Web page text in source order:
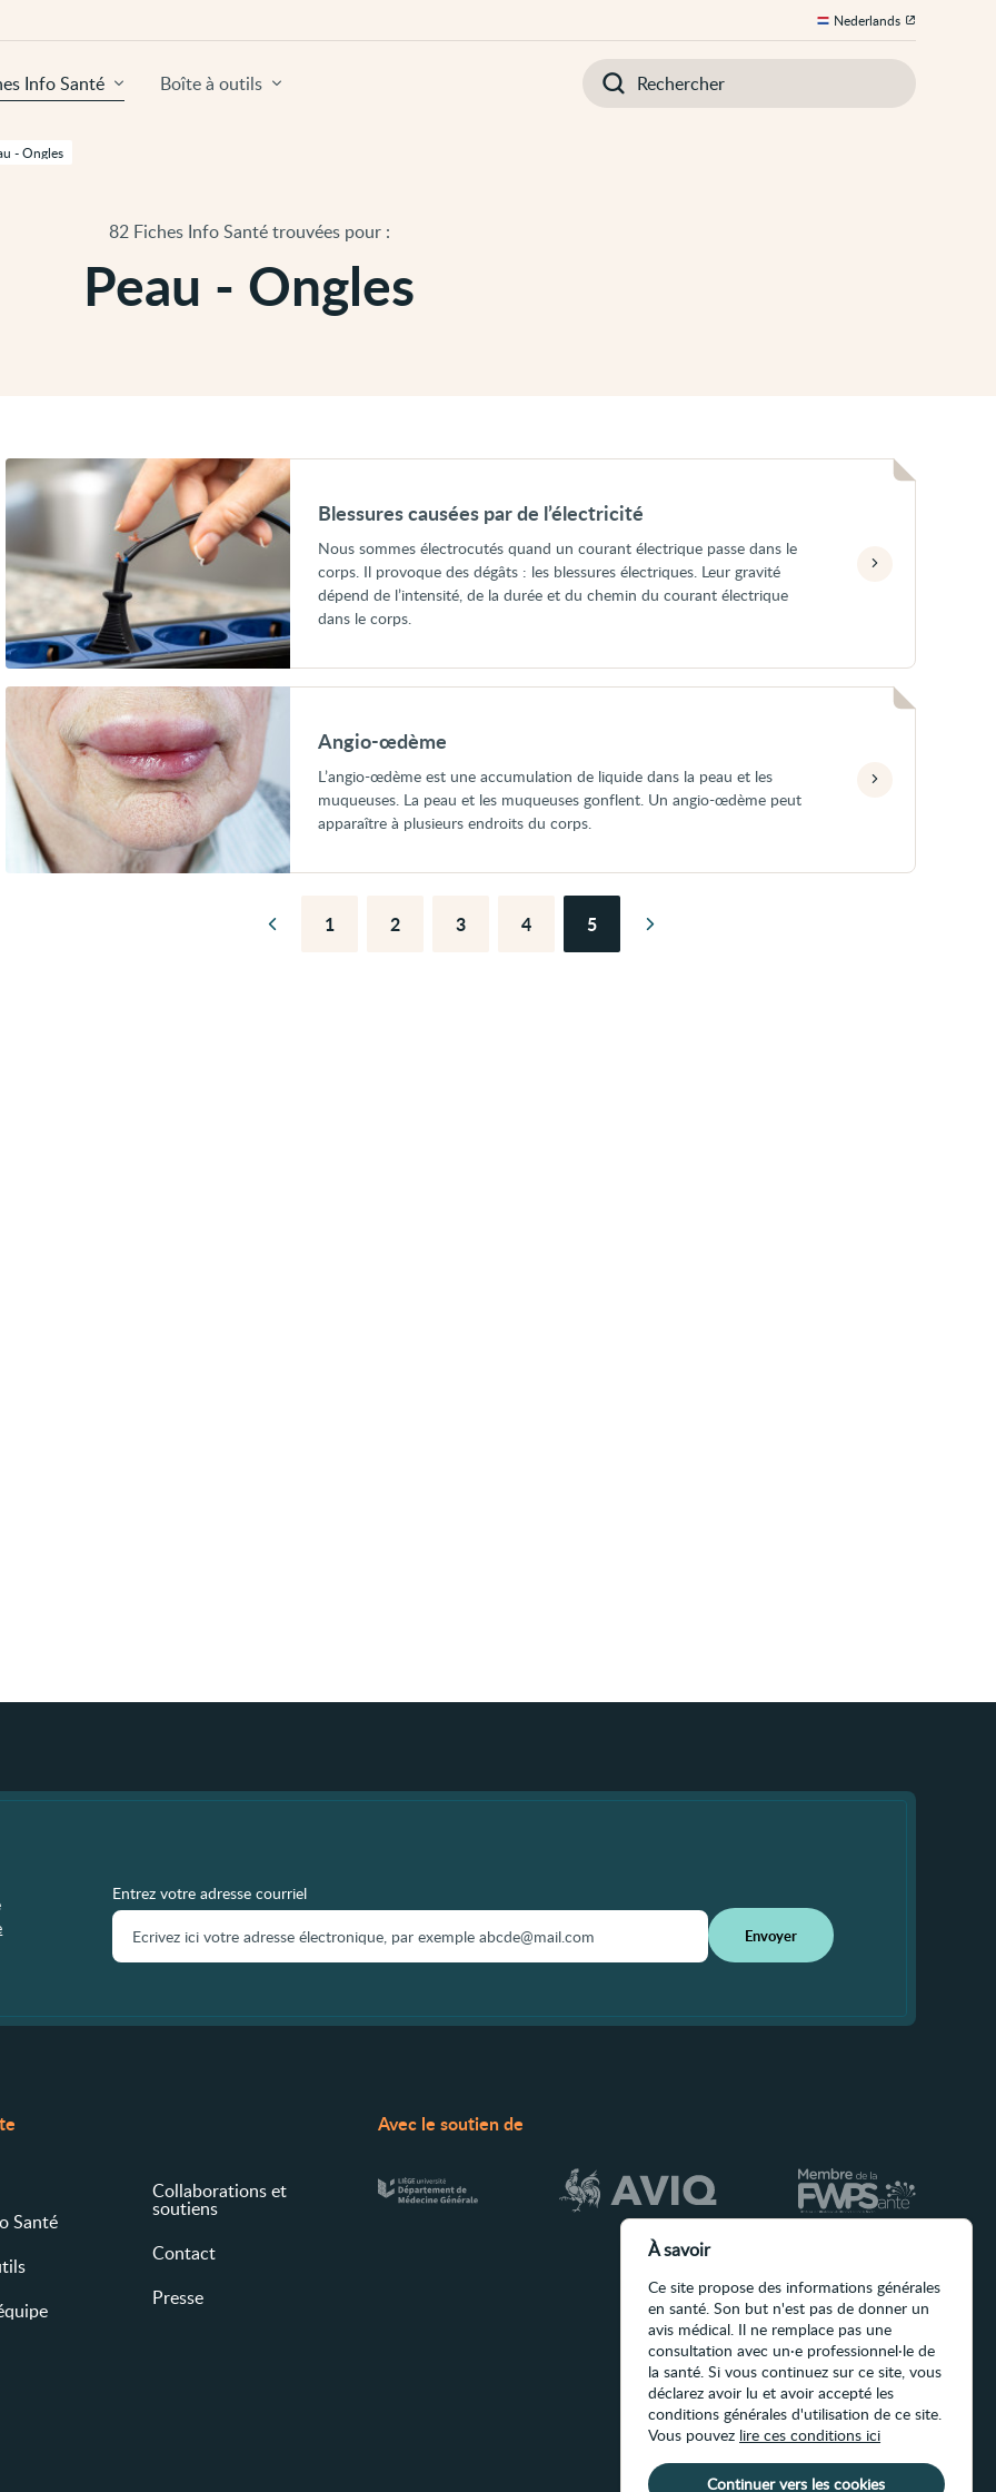
Peau - Ongles
82 Fiches Info Santé trouvées pour :
- Ongles
Info Santé Boîte à outils
Introduisez
votre
recherche
Nederlands
Voir
Blessures
causées
par
l’électricité
Blessures causées par de l’électricité
Nous sommes électrocutés quand un courant électrique passe dans le
corps. Il provoque des dégâts : les blessures électriques. Leur gravité
dépend de l’intensité, de la durée et du chemin du courant électrique
dans le corps.
Voir
Angio-
œdème
Angio-œdème
L’angio-œdème est une accumulation de liquide dans la peau et les
muqueuses. La peau et les muqueuses gonflent. Un angio-œdème peut
apparaître à plusieurs endroits du corps.
Page Page
1 Page
2 Page
3 Page
4 Page
5 Page
Entrez votre adresse courriel
Envoyer
Santé
Collaborations et
soutiens
Contact
Presse
Avec le soutien de
À savoir
Ce site propose des informations générales
en santé. Son but n'est pas de donner un
avis médical. Il ne remplace pas une
consultation avec un·e professionnel·le de
la santé. Si vous continuez sur ce site, vous
déclarez avoir lu et avoir accepté les
conditions générales d'utilisation de ce site.
Vous pouvez lire ces conditions ici
Continuer vers les cookies